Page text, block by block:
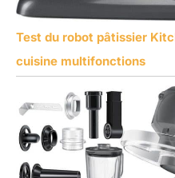
Test du robot pâtissier
cuisine multifonctions